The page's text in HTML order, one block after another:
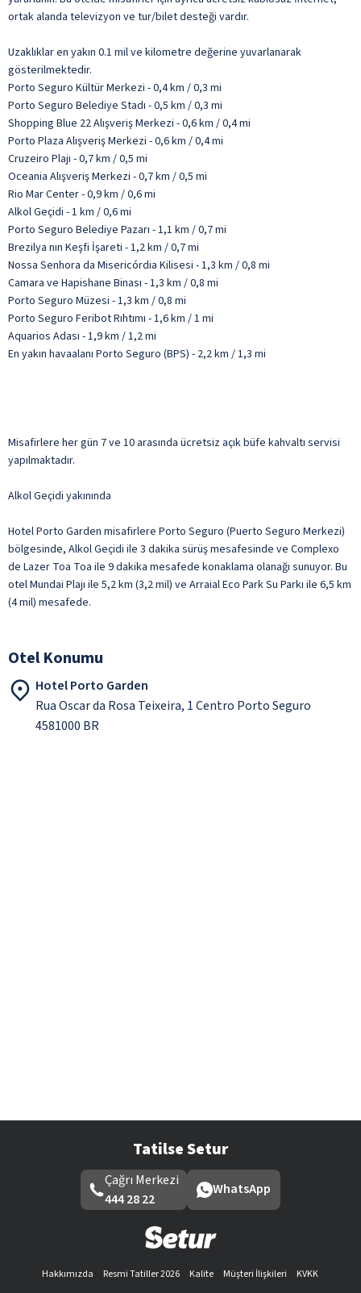
ortak alanda televizyon ve tur/bilet desteği vardır.
Uzaklıklar en yakın 0.1 mil ve kilometre değerine yuvarlanarak
gösterilmektedir.
Porto Seguro Kültür Merkezi - 0,4 km / 0,3 mi
Porto Seguro Belediye Stadı - 0,5 km / 0,3 mi
Shopping Blue 22 Alışveriş Merkezi - 0,6 km / 0,4 mi
Porto Plaza Alışveriş Merkezi - 0,6 km / 0,4 mi
Cruzeiro Plajı - 0,7 km / 0,5 mi
Oceania Alışveriş Merkezi - 0,7 km / 0,5 mi
Rio Mar Center - 0,9 km / 0,6 mi
Alkol Geçidi - 1 km / 0,6 mi
Porto Seguro Belediye Pazarı - 1,1 km / 0,7 mi
Brezilya nın Keşfi İşareti - 1,2 km / 0,7 mi
Nossa Senhora da Misericórdia Kilisesi - 1,3 km / 0,8 mi
Camara ve Hapishane Binası - 1,3 km / 0,8 mi
Porto Seguro Müzesi - 1,3 km / 0,8 mi
Porto Seguro Feribot Rıhtımı - 1,6 km / 1 mi
Aquarios Adası - 1,9 km / 1,2 mi
En yakın havaalanı Porto Seguro (BPS) - 2,2 km / 1,3 mi
Misafirlere her gün 7 ve 10 arasında ücretsiz açık büfe kahvaltı servisi
yapılmaktadır.
Alkol Geçidi yakınında
Hotel Porto Garden misafirlere Porto Seguro (Puerto Seguro Merkezi)
bölgesinde, Alkol Geçidi ile 3 dakika sürüş mesafesinde ve Complexo
de Lazer Toa Toa ile 9 dakika mesafede konaklama olanağı sunuyor. Bu
otel Mundai Plajı ile 5,2 km (3,2 mil) ve Arraial Eco Park Su Parkı ile 6,5 km
(4 mil) mesafede.
Otel Konumu
Hotel Porto Garden
Rua Oscar da Rosa Teixeira, 1 Centro Porto Seguro
4581000 BR
Tatilse Setur
Çağrı Merkezi
444 28 22
WhatsApp
Hakkımızda Resmi Tatiller 2026 Kalite Müşteri İlişkileri
KVKK